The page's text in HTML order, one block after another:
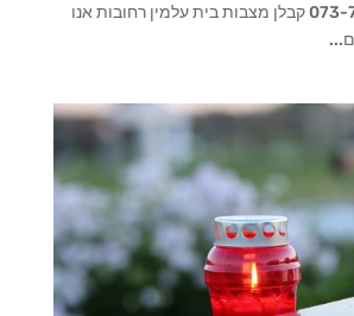
נוספים- 073-7843133 קבלן מצבות בית עלמין רחובות אנו